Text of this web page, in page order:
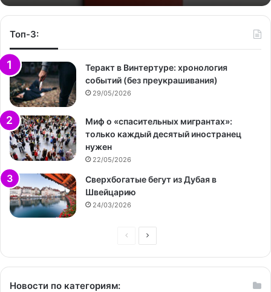
Топ-3:
Теракт в Винтертуре: хронология
событий (без преукрашивания)
29/05/2026
Миф о «спасительных мигрантах»:
только каждый десятый иностранец
нужен
22/05/2026
Сверхбогатые бегут из Дубая в
Швейцарию
24/03/2026
Предыдущая
Следующая
Новости по категориям: